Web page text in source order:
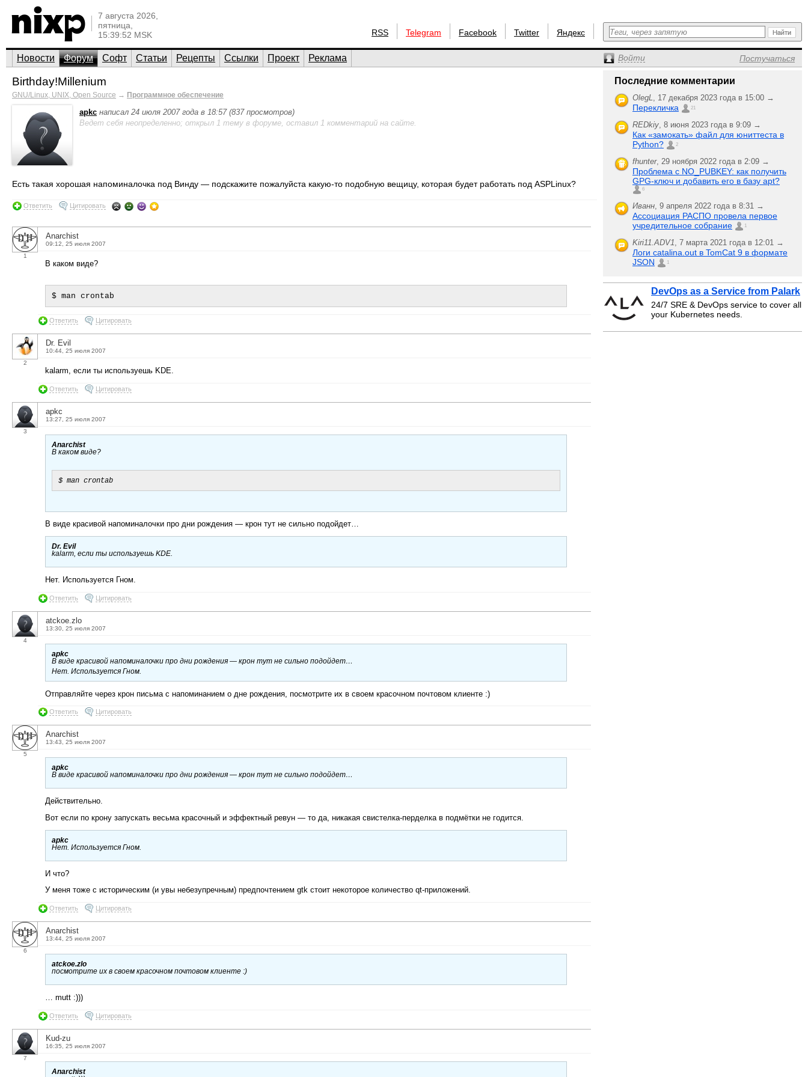
7 августа 2026,
пятница,
15:39:52 MSK
RSS Telegram Facebook Twitter Яндекс
Новости Форум Софт Статьи Рецепты Ссылки Проект Реклама Войти Постучаться
Birthday!Millenium
GNU/Linux, UNIX, Open Source → Программное обеспечение
apkc написал 24 июля 2007 года в 18:57 (837 просмотров)
Ведет себя неопределенно; открыл 1 тему в форуме, оставил 1 комментарий на сайте.
Есть такая хорошая напоминалочка под Винду — подскажите пожалуйста какую-то подобную вещицу, которая будет работать под ASPLinux?
Ответить Цитировать
1
Anarchist
09:12, 25 июля 2007
В каком виде?
Ответить Цитировать
2
Dr. Evil
10:44, 25 июля 2007
kalarm, если ты используешь KDE.
Ответить Цитировать
3
apkc
13:27, 25 июля 2007
Anarchist
В каком виде?
В виде красивой напоминалочки про дни рождения — крон тут не сильно подойдет…
Dr. Evil
kalarm, если ты используешь KDE.
Нет. Используется Гном.
Ответить Цитировать
4
atckoe.zlo
13:30, 25 июля 2007
apkc
В виде красивой напоминалочки про дни рождения — крон тут не сильно подойдет…
Нет. Используется Гном.
Отправляйте через крон письма с напоминанием о дне рождения, посмотрите их в своем красочном почтовом клиенте :)
Ответить Цитировать
5
Anarchist
13:43, 25 июля 2007
apkc
В виде красивой напоминалочки про дни рождения — крон тут не сильно подойдет…
Действительно.
Вот если по крону запускать весьма красочный и эффектный ревун — то да, никакая свистелка-перделка в подмётки не годится.
apkc
Нет. Используется Гном.
И что?
У меня тоже с историческим (и увы небезупречным) предпочтением gtk стоит некоторое количество qt-приложений.
Ответить Цитировать
6
Anarchist
13:44, 25 июля 2007
atckoe.zlo
посмотрите их в своем красочном почтовом клиенте :)
… mutt :)))
Ответить Цитировать
7
Kud-zu
16:35, 25 июля 2007
Anarchist
Последние комментарии
OlegL, 17 декабря 2023 года в 15:00 →
Перекличка 21
REDkiy, 8 июня 2023 года в 9:09 →
Как «замокать» файл для юниттеста в
Python?
2
fhunter, 29 ноября 2022 года в 2:09 →
Проблема с NO_PUBKEY: как получить
GPG-ключ и добавить его в базу apt?
6
Иванн, 9 апреля 2022 года в 8:31 →
Ассоциация РАСПО провела первое
учредительное собрание
1
Kiri11.ADV1, 7 марта 2021 года в 12:01 →
Логи catalina.out в TomCat 9 в формате
JSON
1
DevOps as a Service from Palark
24/7 SRE & DevOps service to cover all
your Kubernetes needs.